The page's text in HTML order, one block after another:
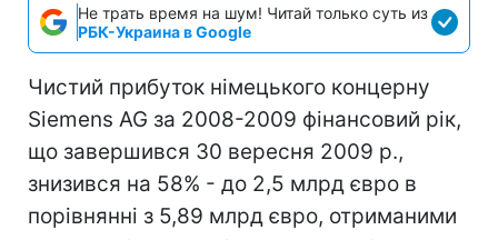
Не трать время на шум! Читай только суть из
РБК-Украина в Google
Чистий прибуток німецького концерну
Siemens AG за 2008-2009 фінансовий рік,
що завершився 30 вересня 2009 р.,
знизився на 58% - до 2,5 млрд євро в
порівнянні з 5,89 млрд євро, отриманими